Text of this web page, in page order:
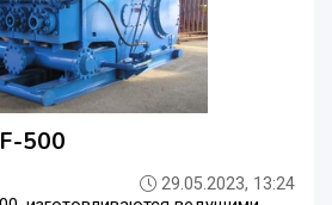
500
29.05.2023, 13:24